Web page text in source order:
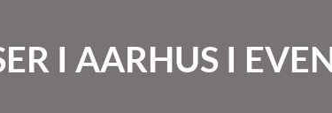
I AARHUS I